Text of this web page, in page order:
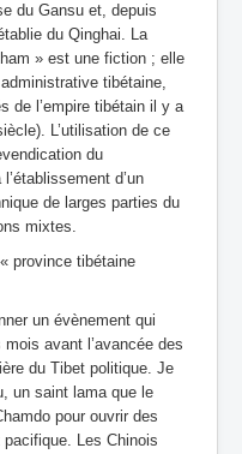
du Gansu et, depuis
du Qinghai. La
» est une fiction ; elle
tibétaine,
de l’empire tibétain il y a
L’utilisation de ce
du
d’un
de larges parties du
mixtes.
province tibétaine
un évènement qui
avant l’avancée des
du Tibet politique. Je
un saint lama que le
pour ouvrir des
pacifique. Les Chinois